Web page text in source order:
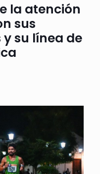
la atención
sus
su línea de